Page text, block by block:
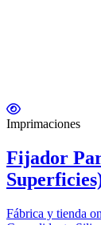
Imprimaciones
Fijador
Fábrica y tienda